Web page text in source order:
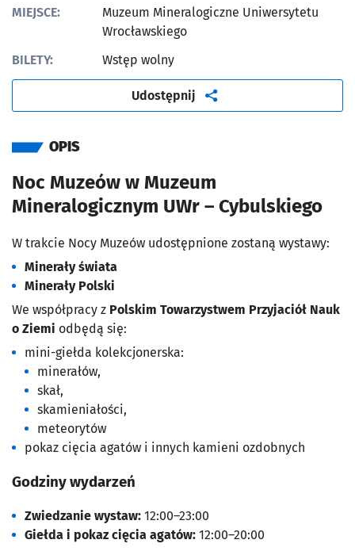
MIEJSCE:
Muzeum Mineralogiczne Uniwersytetu
Wrocławskiego
BILETY:
Wstęp wolny
Udostępnij artykuł
OPIS
Noc Muzeów w Muzeum
Mineralogicznym UWr – Cybulskiego
W trakcie Nocy Muzeów udostępnione zostaną wystawy:
Minerały świata
Minerały Polski
We współpracy z Polskim Towarzystwem Przyjaciół Nauk
o Ziemi odbędą się:
mini-giełda kolekcjonerska:
minerałów,
skał,
skamieniałości,
meteorytów
pokaz cięcia agatów i innych kamieni ozdobnych
Godziny wydarzeń
Zwiedzanie wystaw: 12:00–23:00
Giełda i pokaz cięcia agatów: 12:00–20:00